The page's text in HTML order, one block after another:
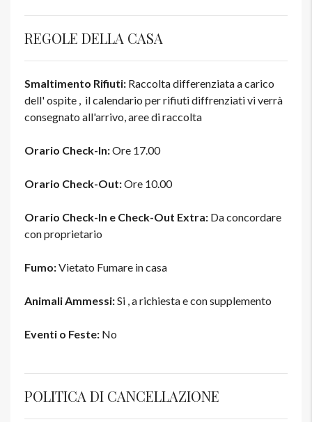
REGOLE DELLA CASA
Smaltimento Rifiuti: Raccolta differenziata a carico
dell' ospite , il calendario per rifiuti diffrenziati vi verrà
consegnato all'arrivo, aree di raccolta
Orario Check-In:Ore 17.00
Orario Check-Out:Ore 10.00
Orario Check-In e Check-Out Extra: Da concordare
con proprietario
Fumo:Vietato Fumare in casa
Animali Ammessi:Si , a richiesta e con supplemento
Eventi o Feste: No
POLITICA DI CANCELLAZIONE